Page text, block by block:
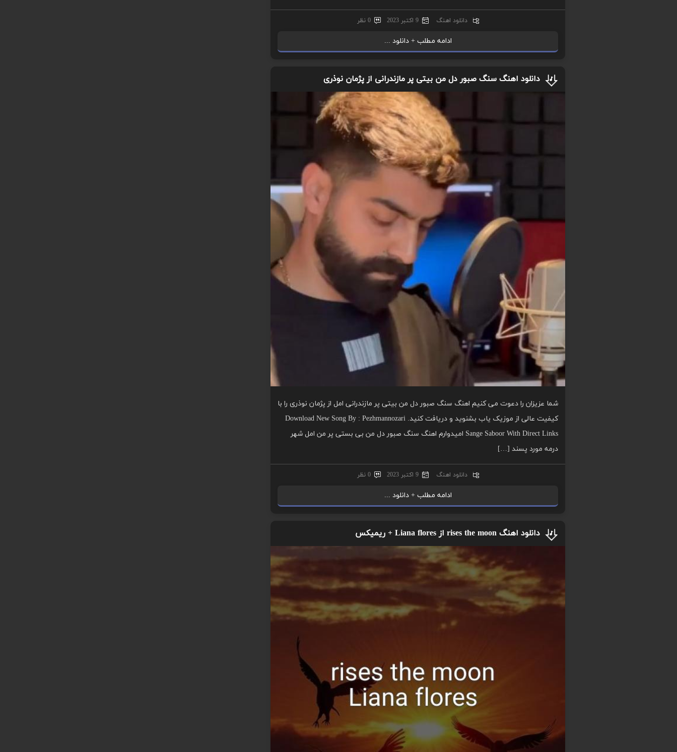
دانلود اهنگ 9 اکتبر 2023 0 نظر
ادامه مطلب + دانلود ...
دانلود اهنگ سنگ صبور دل من بیتی پر مازندرانی از پژمان نوذری
شما عزیزان را دعوت می کنیم اهنگ سنگ صبور دل من بیتی پر مازندرانی امل از پژمان نوذری را با
کیفیت عالی از موزیک یاب بشنوید و دریافت کنید. Download New Song By : Pezhmannozari
Sange Saboor With Direct Links امیدوارم اهنگ سنگ صبور دل من بی بستی پر من امل شهر
درمه مورد پسند […]
دانلود اهنگ 9 اکتبر 2023 0 نظر
ادامه مطلب + دانلود ...
دانلود اهنگ rises the moon از Liana flores + ریمیکس